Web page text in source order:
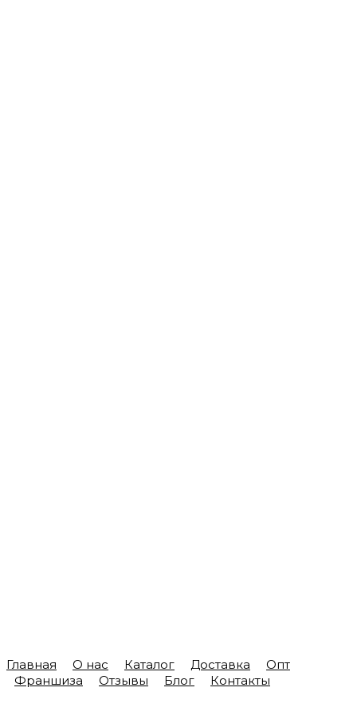
Главная О нас Каталог Доставка
Опт
Франшиза
Отзывы Блог Контакты